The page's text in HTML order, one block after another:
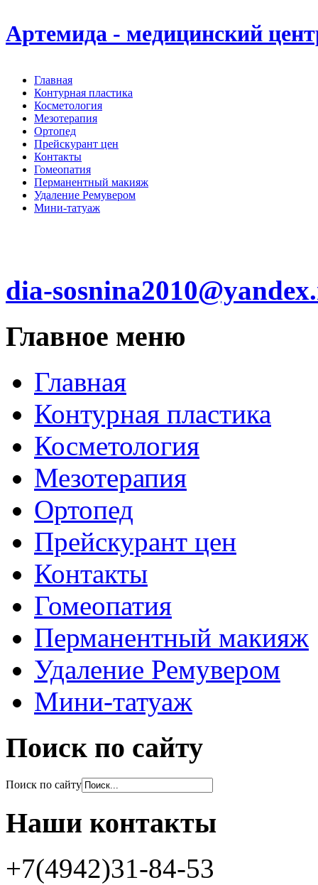
Артемида - медицинский
Главная
Контурная пластика
Косметология
Мезотерапия
Ортопед
Прейскурант цен
Контакты
Гомеопатия
Перманентный макияж
Удаление Ремувером
Мини-татуаж
dia-
Главное меню
Главная
Контурная пластика
Косметология
Мезотерапия
Ортопед
Прейскурант цен
Контакты
Гомеопатия
Перманентный макияж
Удаление Ремувером
Мини-татуаж
Поиск по сайту
Поиск по сайту
Наши контакты
+7(4942)31-84-53